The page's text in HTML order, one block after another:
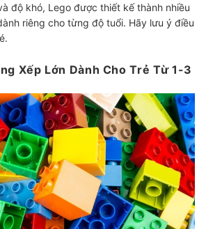
độ khó, Lego được thiết kế thành nhiều
riêng cho từng độ tuổi. Hãy lưu ý điều
Xếp Lớn Dành Cho Trẻ Từ 1-3